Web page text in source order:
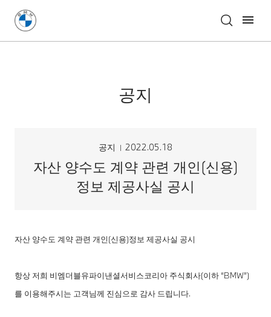
공지
공지 2022.05.18
자산 양수도 계약 관련 개인(신용)
정보 제공사실 공시
자산 양수도 계약 관련 개인(신용)정보 제공사실 공시
항상 저희 비엠더블유파이낸셜서비스코리아 주식회사(이하 “BMW”)
를 이용해주시는 고객님께 진심으로 감사 드립니다.